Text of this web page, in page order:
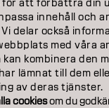
för att förbättra din
innehåll och
delar också
med våra
kombinera den
lämnat till dem
av deras tjänster.
cookiesom du